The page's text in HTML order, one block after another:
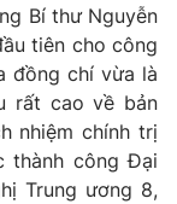
Bí thư Nguyễn
tiên cho công
đồng chí vừa là
rất cao về bản
nhiệm chính trị
thành công Đại
Trung ương 8,